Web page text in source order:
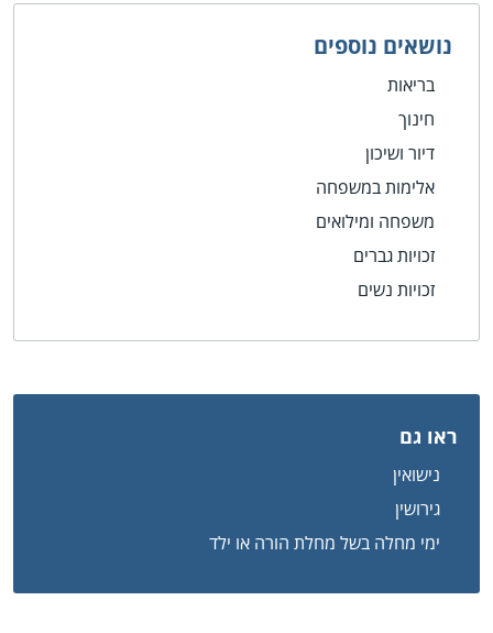
נושאים נוספים
בריאות
חינוך
דיור ושיכון
אלימות במשפחה
משפחה ומילואים
זכויות גברים
זכויות נשים
ראו גם
נישואין
גירושין
ימי מחלה בשל מחלת הורה או ילד